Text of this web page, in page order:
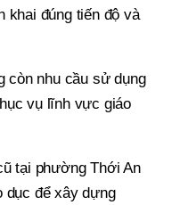
khai đúng tiến độ và
còn nhu cầu sử dụng
vụ lĩnh vực giáo
tại phường Thới An
dục để xây dựng